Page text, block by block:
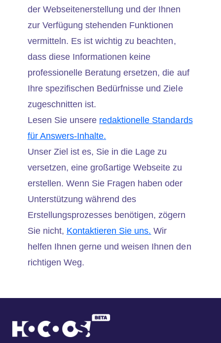
der Webseitenerstellung und der Ihnen
zur Verfügung stehenden Funktionen
vermitteln. Es ist wichtig zu beachten,
dass diese Informationen keine
professionelle Beratung ersetzen, die auf
Ihre spezifischen Bedürfnisse und Ziele
zugeschnitten ist.
Lesen Sie unsere redaktionelle Standards
für Answers-Inhalte.
Unser Ziel ist es, Sie in die Lage zu
versetzen, eine großartige Webseite zu
erstellen. Wenn Sie Fragen haben oder
Unterstützung während des
Erstellungsprozesses benötigen, zögern
Sie nicht, Kontaktieren Sie uns. Wir
helfen Ihnen gerne und weisen Ihnen den
richtigen Weg.